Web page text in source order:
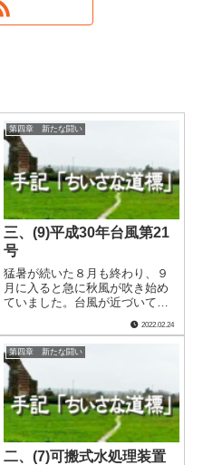
第四章 新たな闘い
三、(9)平成30年台風第21
号
猛暑が続いた８月も終わり、９
月に入ると急に秋風が吹き始め
ていました。台風が近づいてい
ん。 その台風は第21号、非常
に強い勢力を保ったまま日本列
島、しかも四国へ近づいていま
した。そのため８月下旬の第20
号同様、応急給.....
2022.02.24
第四章 新たな闘い
二、(7)可搬式水処理装置